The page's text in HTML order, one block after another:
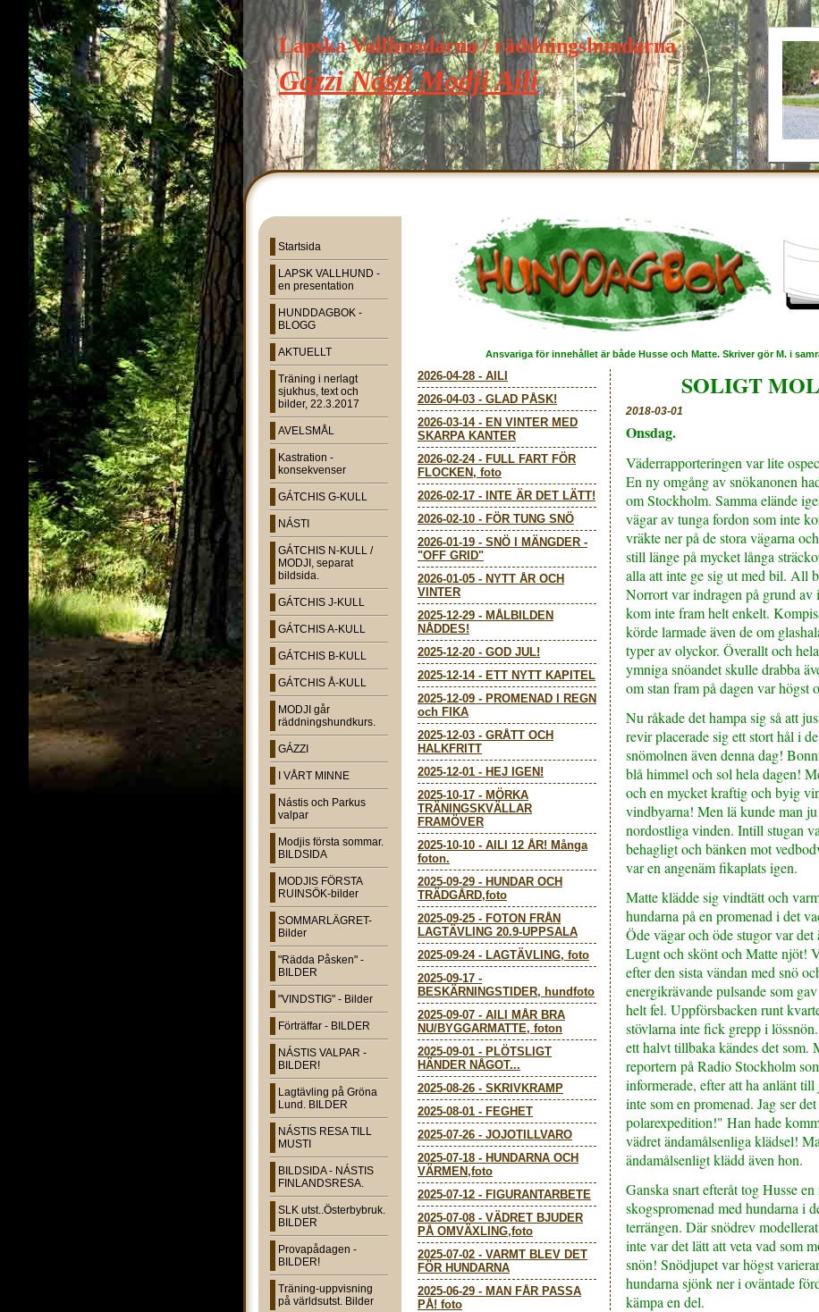
Lapska Vallhundarna / räddningshundarna
Gázzi Násti Modji Aili
Startsida
LAPSK VALLHUND -
en presentation
HUNDDAGBOK -
BLOGG
AKTUELLT
Träning i nerlagt
sjukhus, text och
bilder, 22.3.2017
AVELSMÅL
Kastration -
konsekvenser
GÁTCHIS G-KULL
NÁSTI
GÁTCHIS N-KULL /
MODJI, separat
bildsida.
GÁTCHIS J-KULL
GÁTCHIS A-KULL
GÁTCHIS B-KULL
GÁTCHIS Å-KULL
MODJI går
räddningshundkurs.
GÁZZI
I VÅRT MINNE
Nástis och Parkus
valpar
Modjis första sommar.
BILDSIDA
MODJIS FÖRSTA
RUINSÖK-bilder
SOMMARLÄGRET-
Bilder
"Rädda Påsken" -
BILDER
"VINDSTIG" - Bilder
Förträffar - BILDER
NÁSTIS VALPAR -
BILDER!
Lagtävling på Gröna
Lund. BILDER
NÁSTIS RESA TILL
MUSTI
BILDSIDA - NÁSTIS
FINLANDSRESA.
SLK utst..Österbybruk.
BILDER
Provapådagen -
BILDER!
Träning-uppvisning
på världsutst. Bilder
Ansvariga för innehållet är både Husse och Matte. Skriver gör M. i
2026-04-28 - AILI
2026-04-03 - GLAD PÅSK!
2026-03-14- EN VINTER MED
SKARPA KANTER
2026-02-24- FULL FART FÖR
FLOCKEN, foto
2026-02-17 -
INTE ÄR DET LÄTT!
2026-02-10 - FÖR TUNG SNÖ
2026-01-19 - SNÖ I MÄNGDER -
"OFF GRID"
2026-01-05 - NYTT ÅR OCH
VINTER
2025-12-29 - MÅLBILDEN
NÅDDES!
2025-12-20 - GOD JUL!
2025-12-14- ETT NYTT KAPITEL
2025-12-09 - PROMENAD I REGN
och FIKA
2025-12-03 - GRÅTT OCH
HALKFRITT
2025-12-01 - HEJ IGEN!
2025-10-17 - MÖRKA
TRÄNINGSKVÄLLAR
FRAMÖVER
2025-10-10 - AILI 12 ÅR! Många
foton.
2025-09-29 - HUNDAR OCH
TRÄDGÅRD,foto
2025-09-25 - FOTON FRÅN
LAGTÄVLING 20.9-UPPSALA
2025-09-24- LAGTÄVLING, foto
2025-09-17 -
BESKÄRNINGSTIDER, hundfoto
2025-09-07 - AILI MÅR BRA
NU/BYGGARMATTE, foton
2025-09-01 - PLÖTSLIGT
HÄNDER NÅGOT...
2025-08-26 - SKRIVKRAMP
2025-08-01 - FEGHET
2025-07-26 - JOJOTILLVARO
2025-07-18 - HUNDARNA OCH
VÄRMEN,foto
2025-07-12 - FIGURANTARBETE
2025-07-08 - VÄDRET BJUDER
PÅ OMVÄXLING,foto
2025-07-02 - VARMT BLEV DET
FÖR HUNDARNA
2025-06-29 - MAN FÅR PASSA
PÅ! foto
SOLIGT
2018-03-01
Onsdag.
Väderrapporteringen var lite
En ny omgång av snökanonen
om Stockholm. Samma elände
vägar av tunga fordon som inte
vräkte ner på de stora vägarna
still länge på mycket långa
alla att inte ge sig ut med bil. All
Norrort var indragen på grund av
kom inte fram helt enkelt.
körde larmade även de om
typer av olyckor. Överallt och
ymniga snöandet skulle drabba
om stan fram på dagen var högst
Nu råkade det hampa sig så att
revir placerade sig ett stort hål i
snömolnen även denna dag!
blå himmel och sol hela dagen!
och en mycket kraftig och byig
vindbyarna! Men lä kunde man
nordostliga vinden. Intill stugan
behagligt och bänken mot
var en angenäm fikaplats igen.
Matte klädde sig vindtätt och
hundarna på en promenad i det
Öde vägar och öde stugor var det
Lugnt och skönt och Matte njöt!
efter den sista vändan med snö
energikrävande pulsande som
helt fel. Uppförsbacken runt
stövlarna inte fick grepp i
ett halvt tillbaka kändes det som.
reportern på Radio Stockholm
informerade, efter att ha anlänt
inte som en promenad. Jag ser
polarexpedition!" Han hade
vädret ändamålsenliga klädsel!
ändamålsenligt klädd även hon.
Ganska snart efteråt tog Husse
skogspromenad med hundarna i
terrängen. Där snödrev
inte var det lätt att veta vad som
snön! Snödjupet var högst
hundarna sjönk ner i oväntade
kämpa en del.